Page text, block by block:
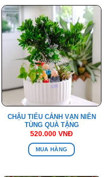
CHẬU TIỂU CẢNH VẠN NIÊN
TÙNG QUÀ TẶNG
520.000 VNĐ
MUA HÀNG